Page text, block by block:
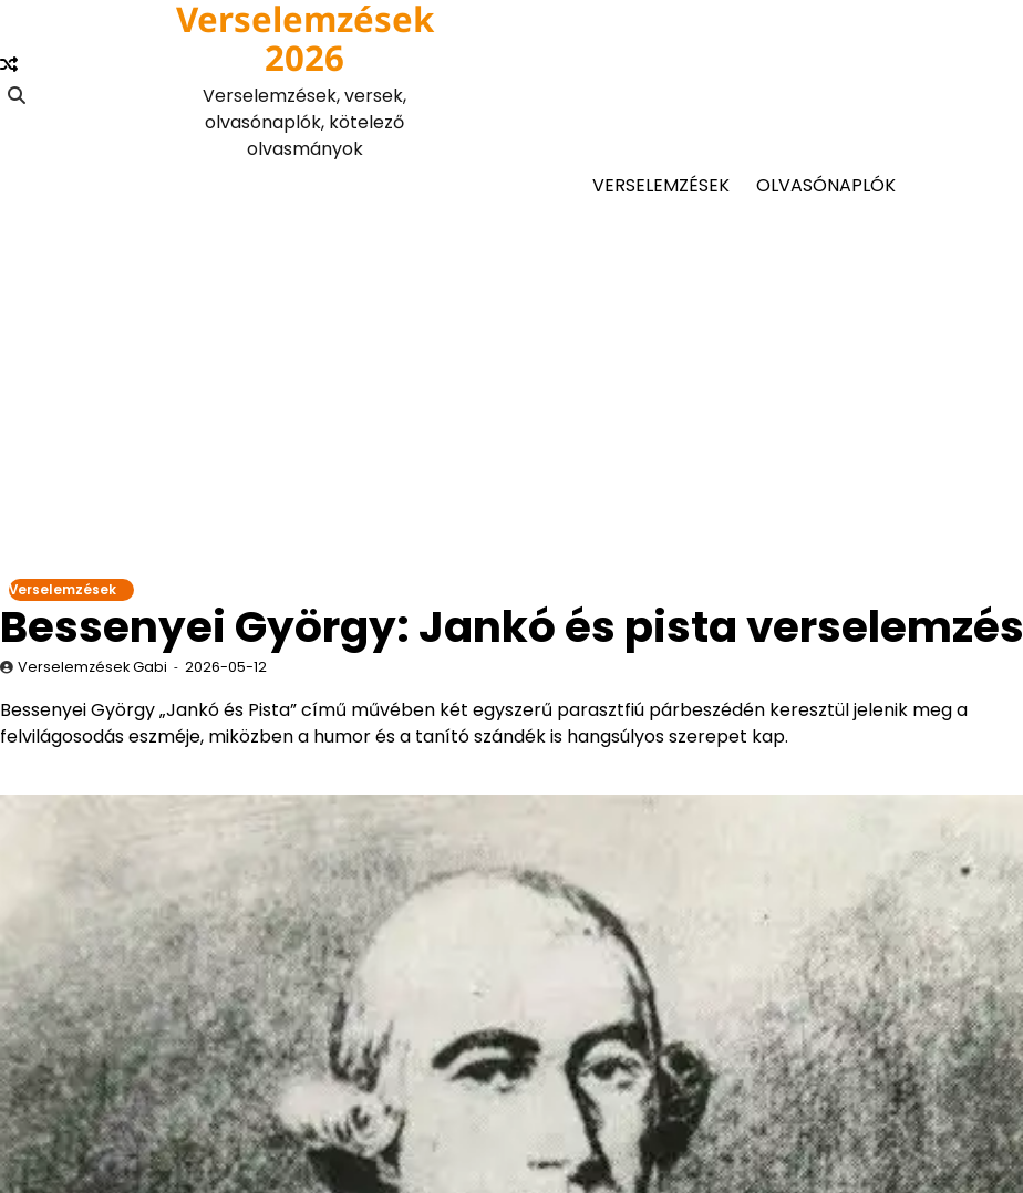
content
Verselemzések
2026
Verselemzések, versek,
olvasónaplók, kötelező
olvasmányok
VERSELEMZÉSEK
OLVASÓNAPLÓK
Verselemzések
Bessenyei György: Jankó és pista verselemzés
Verselemzések Gabi 2026-05-12
Bessenyei György „Jankó és Pista” című művében két egyszerű parasztfiú párbeszédén keresztül jelenik meg a
felvilágosodás eszméje, miközben a humor és a tanító szándék is hangsúlyos szerepet kap.